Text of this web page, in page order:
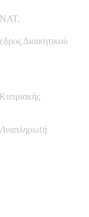
Διοικητικού
, Αναπληρωτή